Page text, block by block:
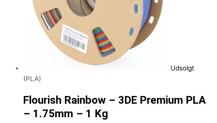
Udsolgt
(PLA)
Flourish Rainbow – 3DE Premium PLA
– 1.75mm – 1 Kg